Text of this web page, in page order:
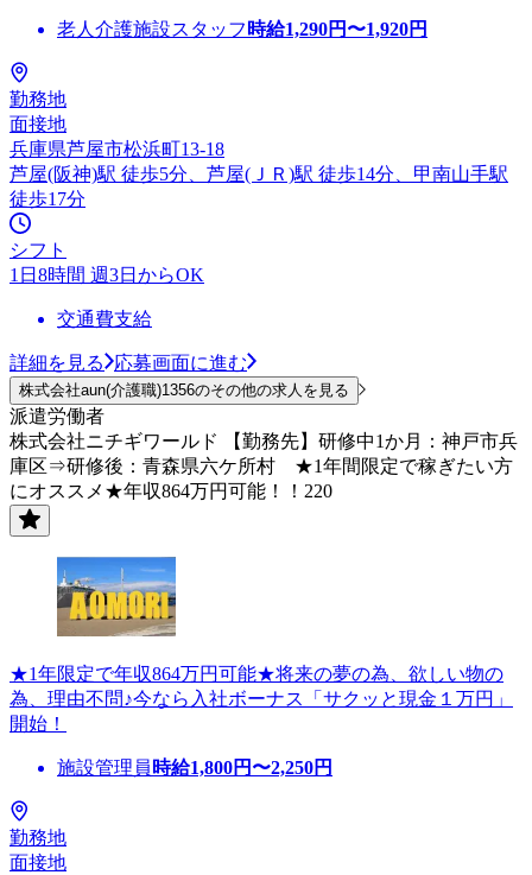
老人介護施設スタッフ 時給1,290円〜1,920円
勤務地
面接地
兵庫県芦屋市松浜町13-18
芦屋(阪神)駅 徒歩5分、芦屋(ＪＲ)駅 徒歩14分、甲南山手駅
徒歩17分
シフト
1日8時間 週3日からOK
交通費支給
詳細を見る 応募画面に進む
株式会社aun(介護職)1356のその他の求人を見る
派遣労働者
株式会社ニチギワールド 【勤務先】研修中1か月：神戸市兵
庫区⇒研修後：青森県六ケ所村 ★1年間限定で稼ぎたい方
にオススメ★年収864万円可能！！220
★1年限定で年収864万円可能★将来の夢の為、欲しい物の
為、理由不問♪今なら入社ボーナス「サクッと現金１万円」
開始！
施設管理員 時給1,800円〜2,250円
勤務地
面接地